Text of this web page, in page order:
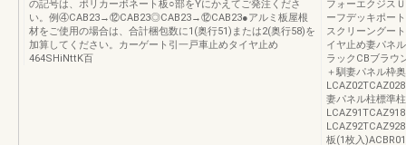
の記号は、ポリカーボネート板○部をYにかえてご発注くださ
い。例④CAB23→⑫CAB23◎CAB23→⑫CAB23●アルミ板屋根
材をご使用の場合は、合計梱包数に1(奥行51)または2(奥行58)を
加算してください。カーゲート引一戸車止めタイヤ止め
464SHiNttK百
フォーエクジス
ーフデッキポー
スクリーングー
イヤ止め妻パネ
ラックCBブラウ
＋馴妻パネル枠
妻パネル柱標準
板(1枚入